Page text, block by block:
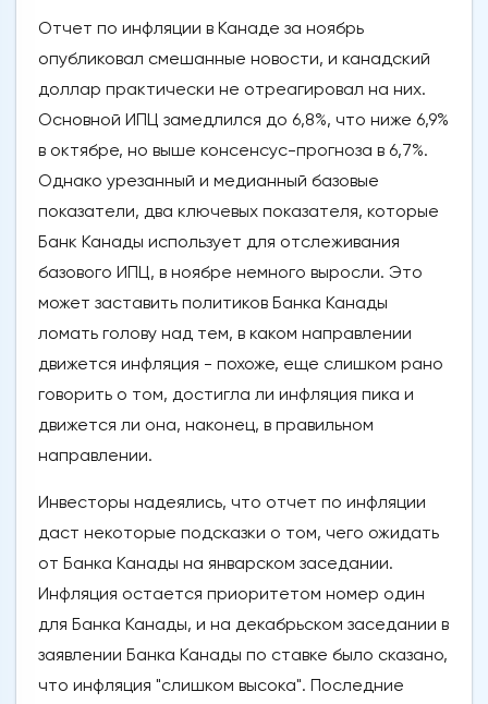
Отчет по инфляции в Канаде за ноябрь
опубликовал смешанные новости, и канадский
доллар практически не отреагировал на них.
Основной ИПЦ замедлился до 6,8%, что ниже 6,9%
в октябре, но выше консенсус-прогноза в 6,7%.
Однако урезанный и медианный базовые
показатели, два ключевых показателя, которые
Банк Канады использует для отслеживания
базового ИПЦ, в ноябре немного выросли. Это
может заставить политиков Банка Канады
ломать голову над тем, в каком направлении
движется инфляция - похоже, еще слишком рано
говорить о том, достигла ли инфляция пика и
движется ли она, наконец, в правильном
направлении.
Инвесторы надеялись, что отчет по инфляции
даст некоторые подсказки о том, чего ожидать
от Банка Канады на январском заседании.
Инфляция остается приоритетом номер один
для Банка Канады, и на декабрьском заседании в
заявлении Банка Канады по ставке было сказано,
что инфляция "слишком высока". Последние